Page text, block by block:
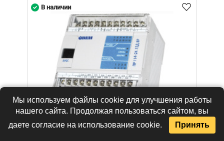
В наличии
Мы используем файлы cookie для улучшения работы
нашего сайта. Продолжая пользоваться сайтом, вы
даете согласие на использование cookie.
Принять